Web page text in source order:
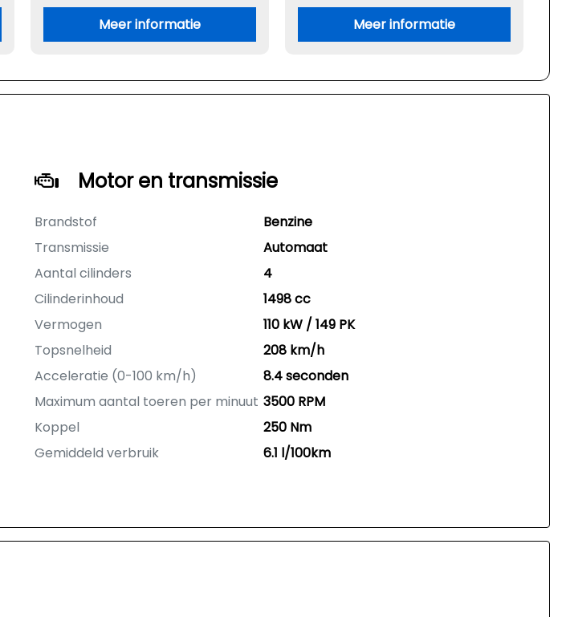
Meer informatie
Meer informatie
Motor en transmissie
Brandstof
Benzine
Transmissie
Automaat
Aantal cilinders
4
Cilinderinhoud
1498 cc
Vermogen
110 kW / 149 PK
Topsnelheid
208 km/h
Acceleratie (0-100 km/h)
8.4 seconden
Maximum aantal toeren per minuut 3500 RPM
Koppel
250 Nm
Gemiddeld verbruik
6.1 l/100km